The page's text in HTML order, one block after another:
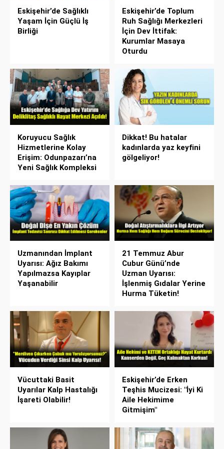
Eskişehir’de Sağlıklı
Yaşam İçin Güçlü İş
Birliği
Eskişehir’de Toplum
Ruh Sağlığı Merkezleri
İçin Dev İttifak:
Kurumlar Masaya
Oturdu
Koruyucu Sağlık
Hizmetlerine Kolay
Erişim: Odunpazarı’na
Yeni Sağlık Kompleksi
Dikkat! Bu hatalar
kadınlarda yaz keyfini
gölgeliyor!
Uzmanından İmplant
Uyarısı: Ağız Bakımı
Yapılmazsa Kayıplar
Yaşanabilir
21 Temmuz Abur
Cubur Günü’nde
Uzman Uyarısı:
İşlenmiş Gıdalar Yerine
Hurma Tüketin!
Vücuttaki Basit
Uyarılar Kalp Hastalığı
İşareti Olabilir!
Eskişehir’de Erken
Teşhis Mucizesi: "İyi Ki
Aile Hekimime
Gitmişim"